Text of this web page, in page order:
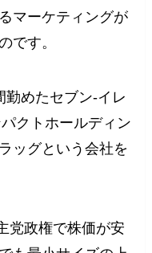
マーケティングが
です。
めたセブン‐イレ
クトホールディン
ッグという会社を
党政権で株価が安